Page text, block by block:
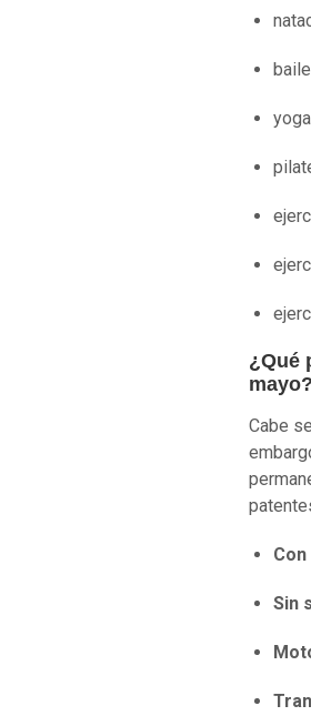
baile
yoga
¿Qué
mayo?
Cabe
Sin